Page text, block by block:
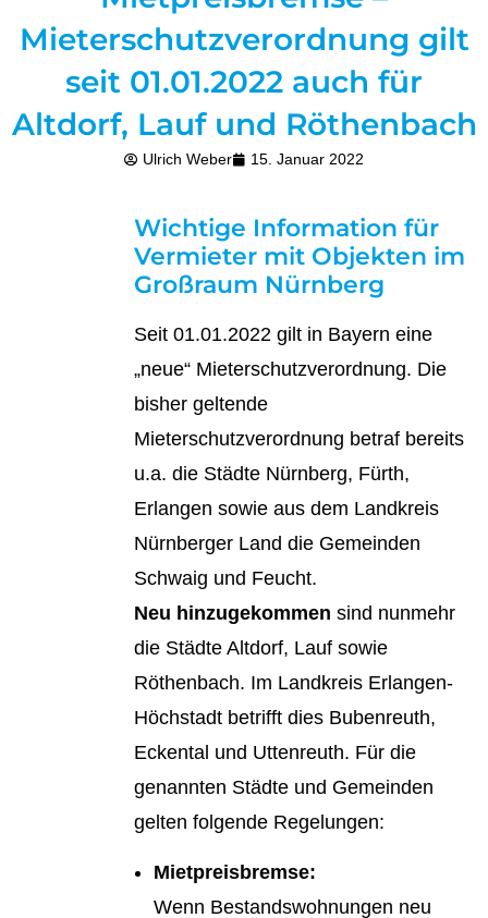
Mieterschutzverordnung gilt
seit 01.01.2022 auch für
Altdorf, Lauf und Röthenbach
Ulrich Weber 15. Januar 2022
Wichtige Information für
Vermieter mit Objekten im
Großraum Nürnberg
Seit 01.01.2022 gilt in Bayern eine
„neue“ Mieterschutzverordnung. Die
bisher geltende
Mieterschutzverordnung betraf bereits
u.a. die Städte Nürnberg, Fürth,
Erlangen sowie aus dem Landkreis
Nürnberger Land die Gemeinden
Schwaig und Feucht.
Neu hinzugekommen sind nunmehr
die Städte Altdorf, Lauf sowie
Röthenbach. Im Landkreis Erlangen-
Höchstadt betrifft dies Bubenreuth,
Eckental und Uttenreuth. Für die
genannten Städte und Gemeinden
gelten folgende Regelungen:
Mietpreisbremse:
Wenn Bestandswohnungen neu